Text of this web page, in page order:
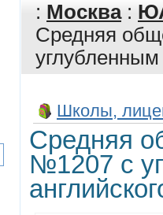
: Москва:
Средняя
углубленным
Школы,
Средняя
№1207 с